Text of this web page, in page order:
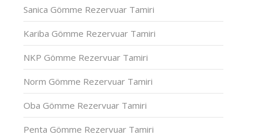
Sanica Gömme Rezervuar Tamiri
Kariba Gömme Rezervuar Tamiri
NKP Gömme Rezervuar Tamiri
Norm Gömme Rezervuar Tamiri
Oba Gömme Rezervuar Tamiri
Penta Gömme Rezervuar Tamiri